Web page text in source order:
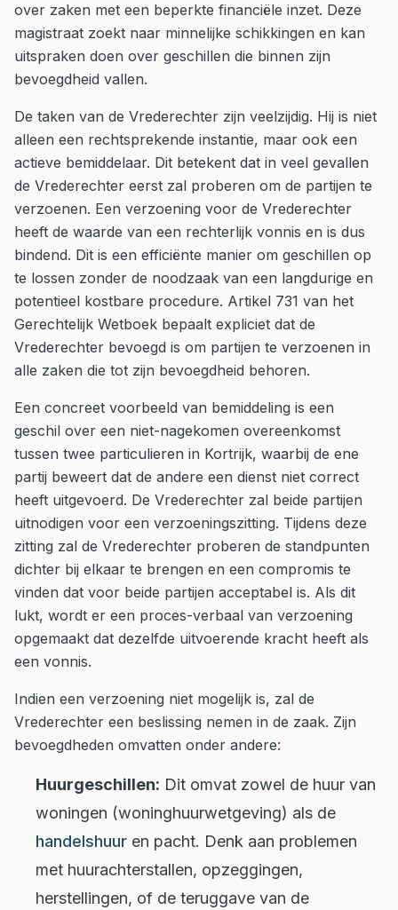
over zaken met een beperkte financiële inzet. Deze
magistraat zoekt naar minnelijke schikkingen en kan
uitspraken doen over geschillen die binnen zijn
bevoegdheid vallen.
De taken van de Vrederechter zijn veelzijdig. Hij is niet
alleen een rechtsprekende instantie, maar ook een
actieve bemiddelaar. Dit betekent dat in veel gevallen
de Vrederechter eerst zal proberen om de partijen te
verzoenen. Een verzoening voor de Vrederechter
heeft de waarde van een rechterlijk vonnis en is dus
bindend. Dit is een efficiënte manier om geschillen op
te lossen zonder de noodzaak van een langdurige en
potentieel kostbare procedure. Artikel 731 van het
Gerechtelijk Wetboek bepaalt expliciet dat de
Vrederechter bevoegd is om partijen te verzoenen in
alle zaken die tot zijn bevoegdheid behoren.
Een concreet voorbeeld van bemiddeling is een
geschil over een niet-nagekomen overeenkomst
tussen twee particulieren in Kortrijk, waarbij de ene
partij beweert dat de andere een dienst niet correct
heeft uitgevoerd. De Vrederechter zal beide partijen
uitnodigen voor een verzoeningszitting. Tijdens deze
zitting zal de Vrederechter proberen de standpunten
dichter bij elkaar te brengen en een compromis te
vinden dat voor beide partijen acceptabel is. Als dit
lukt, wordt er een proces-verbaal van verzoening
opgemaakt dat dezelfde uitvoerende kracht heeft als
een vonnis.
Indien een verzoening niet mogelijk is, zal de
Vrederechter een beslissing nemen in de zaak. Zijn
bevoegdheden omvatten onder andere:
Huurgeschillen: Dit omvat zowel de huur van
woningen (woninghuurwetgeving) als de
handelshuur en pacht. Denk aan problemen
met huurachterstallen, opzeggingen,
herstellingen, of de teruggave van de